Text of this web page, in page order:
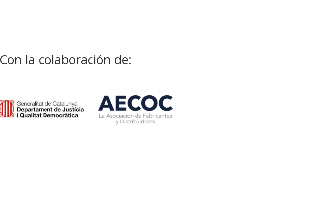
Con la colaboración de: